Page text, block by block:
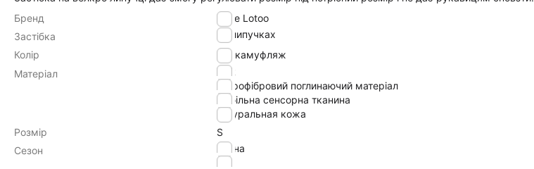
Бренд
Zune Lotoo
Застібка
на липучках
Колір
камуфляж
Матеріал
TPR
мікрофібровий поглинаючий матеріал
мобільна сенсорна тканина
натуральная кожа
Розмір
S
Сезон
весна
літо